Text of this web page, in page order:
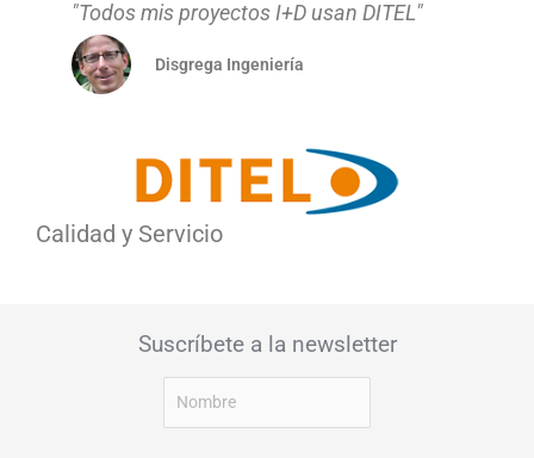
"Brutalmente fiables"
German Industries GMBH
Calidad y Servicio
Suscríbete a la newsletter